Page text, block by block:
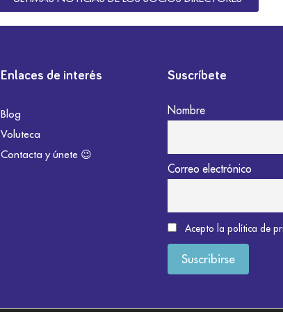
Enlaces de interés
Blog
Voluteca
Contacta y únete 😉
Suscríbete
Nombre
Correo electrónico
Acepto la política de